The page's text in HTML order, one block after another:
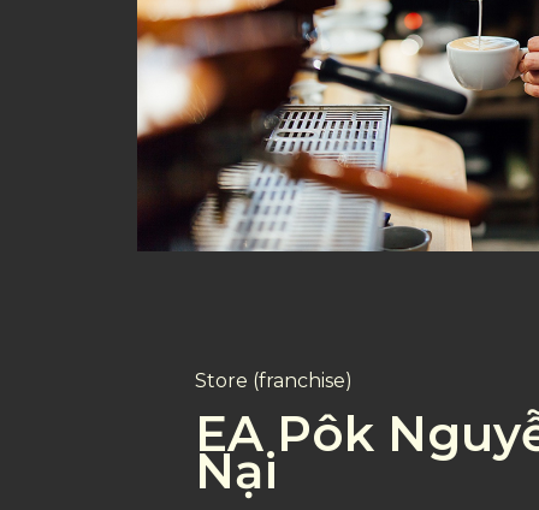
Store (franchise)
EA Pôk
Nại